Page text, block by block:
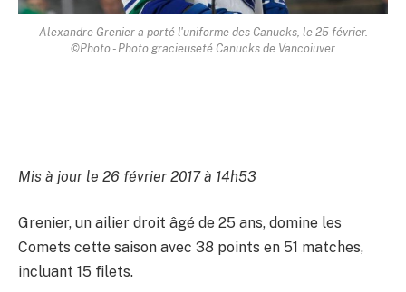
Alexandre Grenier a porté l'uniforme des Canucks, le 25 février.
©Photo - Photo gracieuseté Canucks de Vancoiuver
Mis à jour le 26 février 2017 à 14h53
Grenier, un ailier droit âgé de 25 ans, domine les
Comets cette saison avec 38 points en 51 matches,
incluant 15 filets.